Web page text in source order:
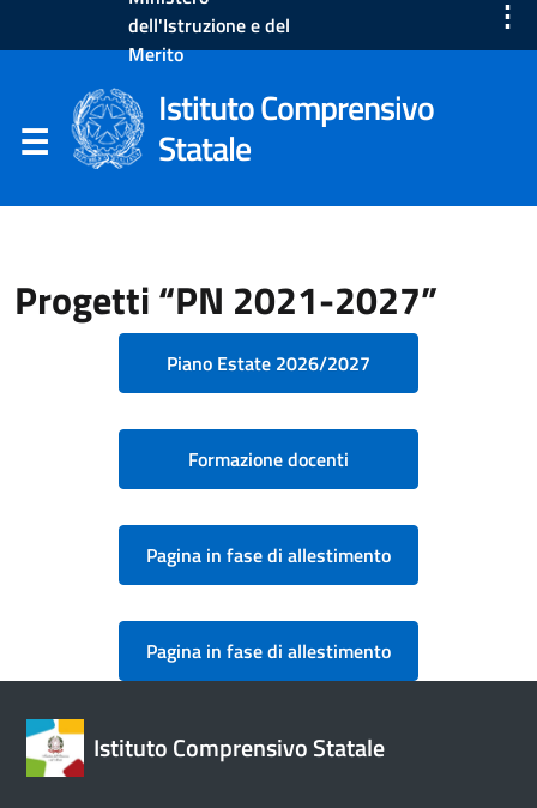
dell'Istruzione e del
Merito
⋮
Istituto Comprensivo
Statale
Progetti “PN 2021-2027”
Piano Estate 2026/2027
Formazione docenti
Pagina in fase di allestimento
Pagina in fase di allestimento
Istituto Comprensivo Statale